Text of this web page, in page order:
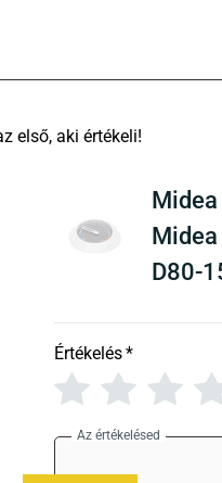
D80-
Értékelés*
Az értékelésed